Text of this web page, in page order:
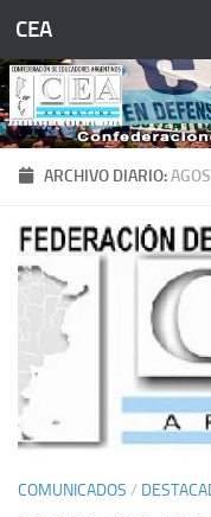
Saltar al contenido
CEA
ARCHIVO DIARIO:
COMUNICADOS /